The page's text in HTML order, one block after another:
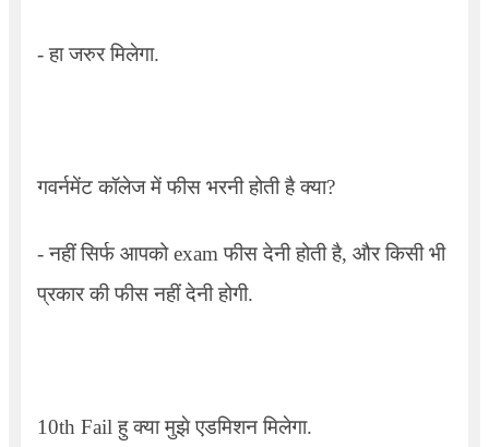
-हा जरुर मिलेगा.
गवर्नमेंट कॉलेज में फीस भरनी होती है क्या?
-नहीं सिर्फ आपकोexamफीस देनी होती है, और किसी भी
प्रकार की फीस नहीं देनी होगी.
10th Failहु क्या मुझे एडमिशन मिलेगा.